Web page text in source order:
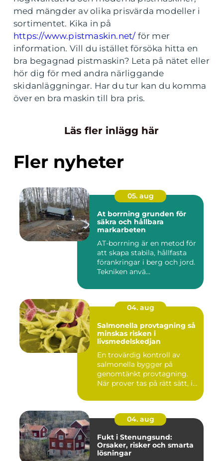
med mängder av olika prisvärda modeller i
sortimentet. Kika in på
https://www.pistmaskin.net/ för mer
information. Vill du istället försöka hitta en
bra begagnad pistmaskin? Leta på nätet eller
hör dig för med andra närliggande
skidanläggningar. Har du tur kan du komma
över en bra maskin till bra pris.
Läs fler inlägg här
Fler nyheter
05. aug
At borrning grunden för
säkra och hållbara
markarbeten
AT-borrning är en metod för
att skapa stabila, hållfasta
förankringar i berg och jord.
Tekniken anvä...
04. aug
Salmonella provtagning så
minskas risken i
livsmedelskedjan
En trovärdig kontroll av
salmonella bygger på
genomtänkt provtagning.
När prover tas på rätt sätt, i...
04. aug
Fukt i Stenungsund:
Orsaker, risker och smarta
lösningar